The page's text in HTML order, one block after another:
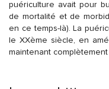
puériculture avait pour
de mortalité et de
en ce temps-là). La
le XXème siècle, en
maintenant